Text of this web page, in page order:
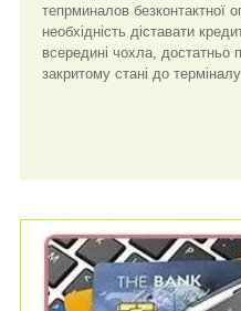
тепрминалов безконтактної
необхідність діставати
всередині чохла, достатньо
закритому стані до